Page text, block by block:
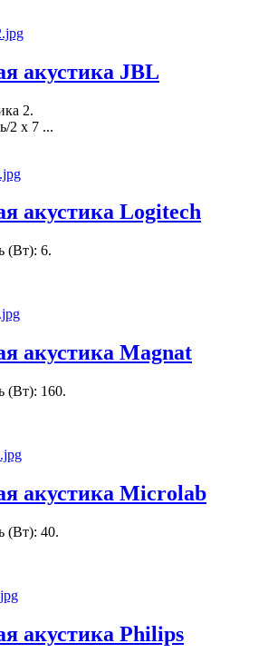
акустика JBL
2.
2 х 7 ...
акустика Logitech
(Вт): 6.
акустика Magnat
(Вт): 160.
акустика Microlab
(Вт): 40.
акустика Philips